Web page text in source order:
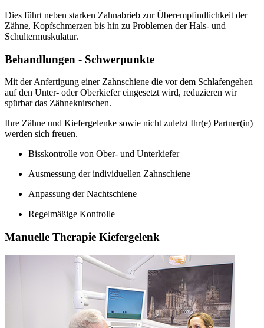
Dies führt neben starken Zahnabrieb zur Überempfindlichkeit der
Zähne, Kopfschmerzen bis hin zu Problemen der Hals- und
Schultermuskulatur.
Behandlungen - Schwerpunkte
Mit der Anfertigung einer Zahnschiene die vor dem Schlafengehen
auf den Unter- oder Oberkiefer eingesetzt wird, reduzieren wir
spürbar das Zähneknirschen.
Ihre Zähne und Kiefergelenke sowie nicht zuletzt Ihr(e) Partner(in)
werden sich freuen.
Bisskontrolle von Ober- und Unterkiefer
Ausmessung der individuellen Zahnschiene
Anpassung der Nachtschiene
Regelmäßige Kontrolle
Manuelle Therapie Kiefergelenk